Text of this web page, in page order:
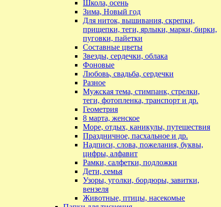
Школа, осень
Зима, Новый год
Для ниток, вышивания, скрепки,
прищепки, теги, ярлыки, марки, бирки,
пуговки, пайетки
Составные цветы
Звезды, сердечки, облака
Фоновые
Любовь, свадьба, сердечки
Разное
Мужская тема, стимпанк, стрелки,
теги, фотопленка, транспорт и др.
Геометрия
8 марта, женское
Море, отдых, каникулы, путешествия
Праздничное, пасхальное и др.
Надписи, слова, пожелания, буквы,
цифры, алфавит
Рамки, салфетки, подложки
Дети, семья
Узоры, уголки, бордюры, завитки,
вензеля
Животные, птицы, насекомые